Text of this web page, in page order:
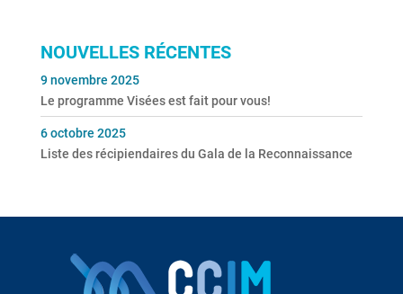
NOUVELLES RÉCENTES
Le programme Visées est fait pour vous!
9 novembre 2025
Liste des récipiendaires du Gala de la Reconnaissance
6 octobre 2025